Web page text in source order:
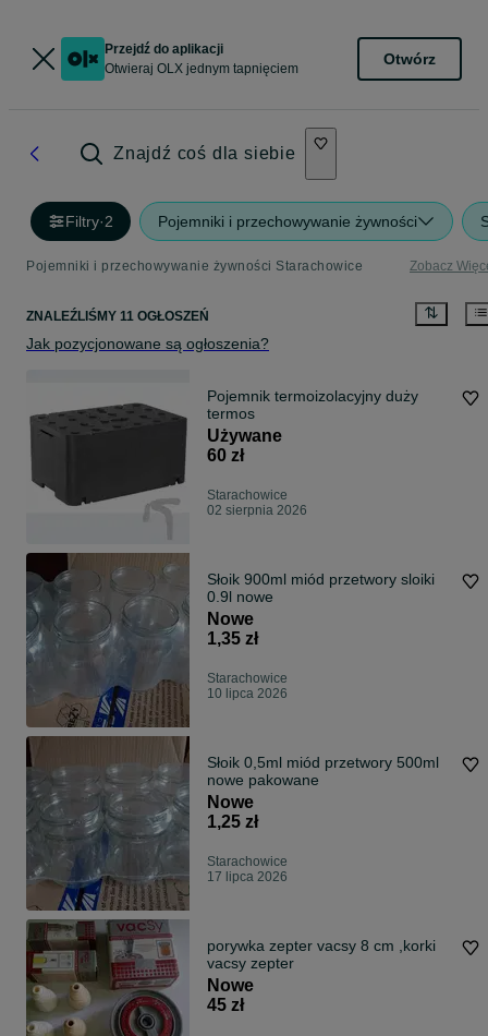
Przejdź do aplikacji
Otwieraj OLX jednym tapnięciem
Otwórz
Znajdź coś dla siebie
Filtry·2 Pojemniki i przechowywanie żywności
Pojemniki i przechowywanie żywności Starachowice Zobacz
ZNALEŹLIŚMY 11 OGŁOSZEŃ
Jak pozycjonowane są ogłoszenia?
Pojemnik termoizolacyjny duży
termos
Używane
60 zł
Starachowice
02 sierpnia 2026
Słoik 900ml miód przetwory sloiki
0.9l nowe
Nowe
1,35 zł
Starachowice
10 lipca 2026
Słoik 0,5ml miód przetwory 500ml
nowe pakowane
Nowe
1,25 zł
Starachowice
17 lipca 2026
porywka zepter vacsy 8 cm ,korki
vacsy zepter
Nowe
45 zł